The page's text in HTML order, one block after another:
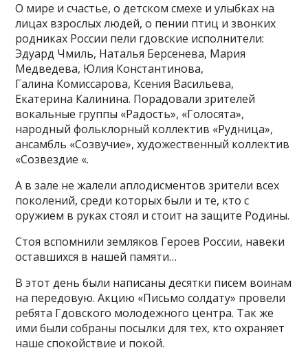
О мире и счастье, о детском смехе и улыбках на
лицах взрослых людей, о пении птиц и звонких
родниках России пели гдовские исполнители:
Эдуард Чмиль, Наталья Берсенева, Мария
Медведева, Юлия Константинова,
Галина Комиссарова, Ксения Васильева,
Екатерина Калинина. Порадовали зрителей
вокальные группы «Радость», «Голосята»,
народный фольклорный коллектив «Рудница»,
ансамбль «Созвучие», художественный коллектив
«Созвездие «.
А в зале не жалели аплодисментов зрители всех
поколений, среди которых были и те, кто с
оружием в руках стоял и стоит на защите Родины.
Стоя вспомнили земляков Героев России, навеки
оставшихся в нашей памяти…
В этот день были написаны десятки писем воинам
на передовую. Акцию «Письмо солдату» провели
ребята Гдовского молодежного центра. Так же
ими были собраны посылки для тех, кто охраняет
наше спокойствие и покой.